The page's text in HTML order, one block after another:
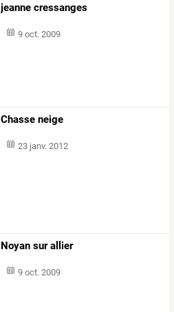
jeanne cressanges
9 oct. 2009
Chasse neige
23 janv. 2012
Noyan sur allier
9 oct. 2009